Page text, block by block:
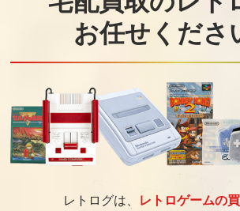
お任せくださ
レトログは、
レトロゲームの